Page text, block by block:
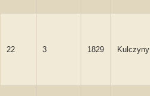
22 3 1829 Kulczyny